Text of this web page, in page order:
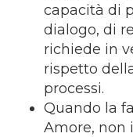
capacità di
dialogo, di
richiede in
rispetto
processi.
Quando la
Amore, non